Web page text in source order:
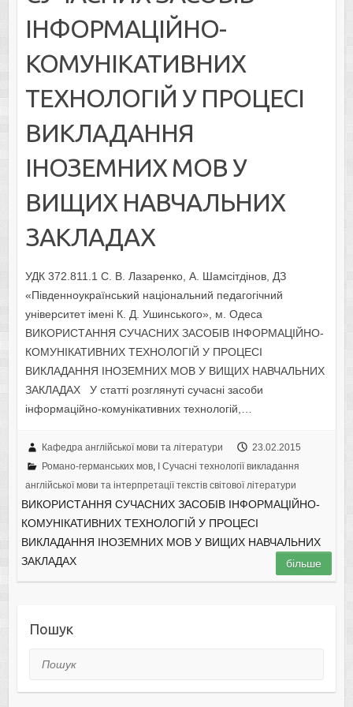
ІНФОРМАЦІЙНО-
КОМУНІКАТИВНИХ
ТЕХНОЛОГІЙ У ПРОЦЕСІ
ВИКЛАДАННЯ
ІНОЗЕМНИХ МОВ У
ВИЩИХ НАВЧАЛЬНИХ
ЗАКЛАДАХ
УДК 372.811.1 С. В. Лазаренко, А. Шамсітдінов, ДЗ
«Південноукраїнський національний педагогічний
університет імені К. Д. Ушинського», м. Одеса
ВИКОРИСТАННЯ СУЧАСНИХ ЗАСОБІВ ІНФОРМАЦІЙНО-
КОМУНІКАТИВНИХ ТЕХНОЛОГІЙ У ПРОЦЕСІ
ВИКЛАДАННЯ ІНОЗЕМНИХ МОВ У ВИЩИХ НАВЧАЛЬНИХ
ЗАКЛАДАХ У статті розглянуті сучасні засоби
інформаційно-комунікативних технологій,…
Кафедра англійської мови та літератури
23.02.2015
Романо-германських мов,
I Cучасні технології викладання
англійської мови та інтерпретації текстів світової літератури
ВИКОРИСТАННЯ СУЧАСНИХ ЗАСОБІВ ІНФОРМАЦІЙНО-
КОМУНІКАТИВНИХ ТЕХНОЛОГІЙ У ПРОЦЕСІ
ВИКЛАДАННЯ ІНОЗЕМНИХ МОВ У ВИЩИХ НАВЧАЛЬНИХ
ЗАКЛАДАХ
більше
Пошук
Пошук